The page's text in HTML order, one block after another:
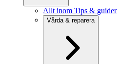
Allt inom Tips & guider
Vårda & reparera